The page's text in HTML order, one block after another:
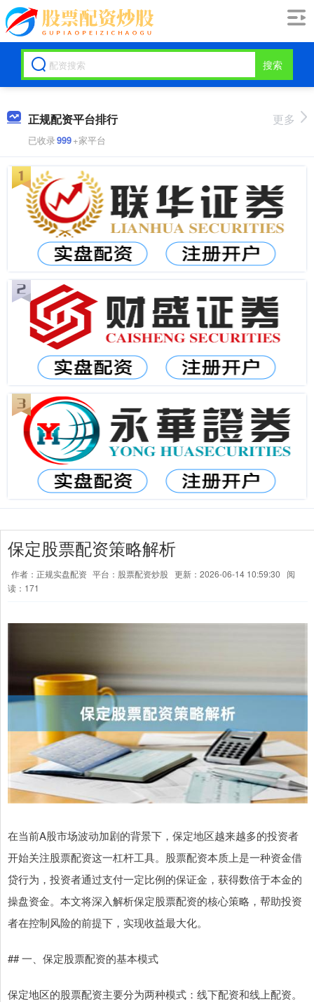
搜索
正规配资平台排行
已收录999+家平台
更多
保定股票配资策略解析
作者：正规实盘配资 平台：股票配资炒股 更新：2026-06-14 10:59:30
阅
读：171
在当前A股市场波动加剧的背景下，保定地区越来越多的投资者
开始关注股票配资这一杠杆工具。股票配资本质上是一种资金借
贷行为，投资者通过支付一定比例的保证金，获得数倍于本金的
操盘资金。本文将深入解析保定股票配资的核心策略，帮助投资
者在控制风险的前提下，实现收益最大化。
## 一、保定股票配资的基本模式
保定地区的股票配资主要分为两种模式：线下配资和线上配资。